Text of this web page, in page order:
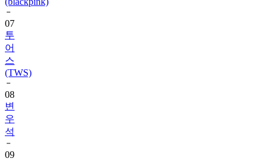
07
투
어
스
(TWS)
08
변
우
석
09